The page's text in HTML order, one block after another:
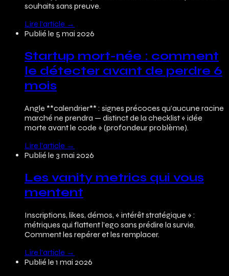
souhaits sans preuve.
Lire l’article →
Publié le 5 mai 2026
Startup mort-née : comment
le détecter avant de perdre 6
mois
Angle **calendrier** : signes précoces qu’aucune racine
marché ne prendra — distinct de la checklist « idée
morte avant le code » (profondeur problème).
Lire l’article →
Publié le 3 mai 2026
Les vanity metrics qui vous
mentent
Inscriptions, likes, démos, « intérêt stratégique » :
métriques qui flattent l’ego sans prédire la survie.
Comment les repérer et les remplacer.
Lire l’article →
Publié le 1 mai 2026